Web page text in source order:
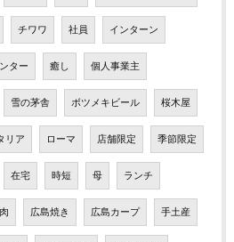
チワワ 社員 インターン
ター 癒し 個人事業主
雪の茅舎 ボツメキビール 桜木屋
リア ローマ 店舗限定 季節限定
在宅 時短 母 ランチ
肉 広島焼き 広島カープ 手土産